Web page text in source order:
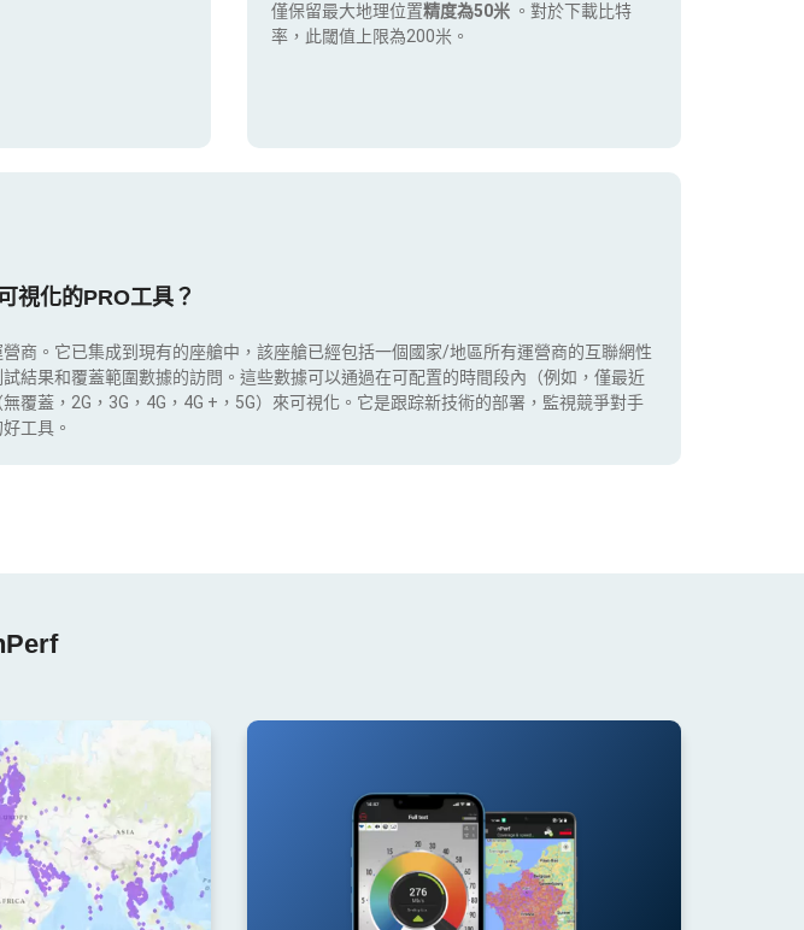
僅保留最大地理位置精度為50米 。對於下載比特
率，此閾值上限為200米。
視化的PRO工具？
商。它已集成到現有的座艙中，該座艙已經包括一個國家/地區所有運營商的互聯網性
結果和覆蓋範圍數據的訪問。這些數據可以通過在可配置的時間段內（例如，僅最近
覆蓋，2G，3G，4G，4G +，5G）來可視化。它是跟踪新技術的部署，監視競爭對手
工具。